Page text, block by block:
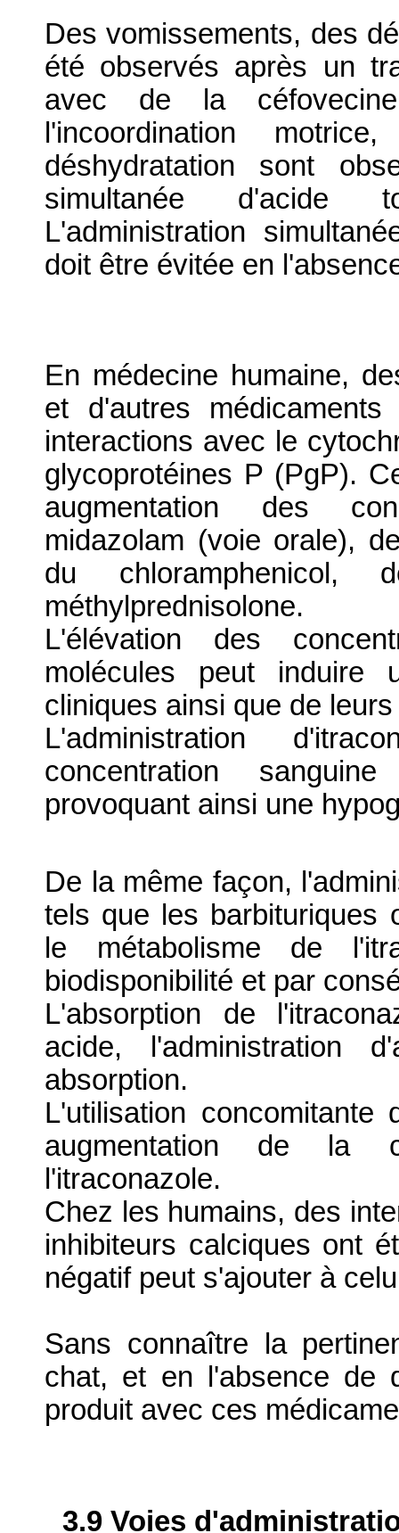
Des vomissements, des
été observés après un
avec de la
l'incoordination
déshydratation sont
simultanée d'acide
L'administration
doit être évitée en
En médecine humaine,
et d'autres
interactions avec le
glycoprotéines P (PgP).
augmentation des
midazolam (voie orale),
du
méthylprednisolone.
L'élévation des
molécules peut induire
cliniques ainsi que de
L'administration
concentration
provoquant ainsi une
De la même façon,
tels que les barbituriques
le métabolisme de
biodisponibilité et par
L'absorption de
acide, l'administration
absorption.
L'utilisation concomitante
augmentation de la
l'itraconazole.
Chez les humains, des
inhibiteurs calciques ont
négatif peut s'ajouter à
Sans connaître la
chat, et en l'absence de
produit avec ces
3.9 Voies